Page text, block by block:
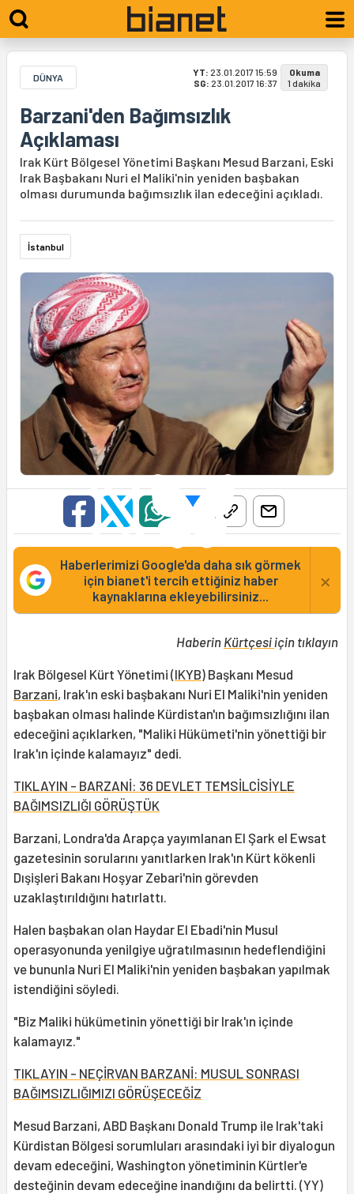
DÜNYA YT: 23.01.2017 15:59
SG: 23.01.2017 16:37
Okuma
1 dakika
Barzani'den Bağımsızlık
Açıklaması
Irak Kürt Bölgesel Yönetimi Başkanı Mesud Barzani, Eski
Irak Başbakanı Nuri el Maliki'nin yeniden başbakan
olması durumunda bağımsızlık ilan edeceğini açıkladı.
İstanbul
Haberlerimizi Google'da daha sık görmek
için bianet'i tercih ettiğiniz haber
kaynaklarına ekleyebilirsiniz...
×
Haberin Kürtçesiiçin tıklayın
Irak Bölgesel Kürt Yönetimi (IKYB) Başkanı Mesud
Barzani, Irak'ın eski başbakanı Nuri El Maliki'nin yeniden
başbakan olması halinde Kürdistan'ın bağımsızlığını ilan
edeceğini açıklarken, "Maliki Hükümeti'nin yönettiği bir
Irak'ın içinde kalamayız" dedi.
TIKLAYIN - BARZANİ: 36 DEVLET TEMSİLCİSİYLE
BAĞIMSIZLIĞI GÖRÜŞTÜK
Barzani, Londra'da Arapça yayımlanan El Şark el Ewsat
gazetesinin sorularını yanıtlarken Irak'ın Kürt kökenli
Dışişleri Bakanı Hoşyar Zebari'nin görevden
uzaklaştırıldığını hatırlattı.
Halen başbakan olan Haydar El Ebadi'nin Musul
operasyonunda yenilgiye uğratılmasının hedeflendiğini
ve bununla Nuri El Maliki'nin yeniden başbakan yapılmak
istendiğini söyledi.
"Biz Maliki hükümetinin yönettiği bir Irak'ın içinde
kalamayız."
TIKLAYIN - NEÇİRVAN BARZANİ: MUSUL SONRASI
BAĞIMSIZLIĞIMIZI GÖRÜŞECEĞİZ
Mesud Barzani, ABD Başkanı Donald Trump ile Irak'taki
Kürdistan Bölgesi sorumluları arasındaki iyi bir diyalogun
devam edeceğini, Washington yönetiminin Kürtler'e
desteğinin devam edeceğine inandığını da belirtti. (YY)